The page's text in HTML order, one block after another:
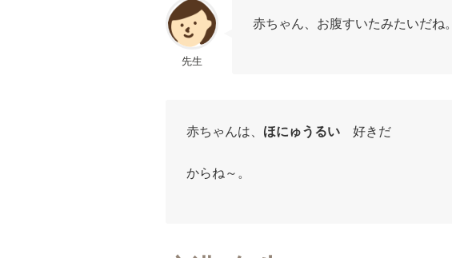
先生
赤ちゃん、お腹すいたみたいだね。
赤ちゃんは、 ほにゅうるい好きだ
からね～。